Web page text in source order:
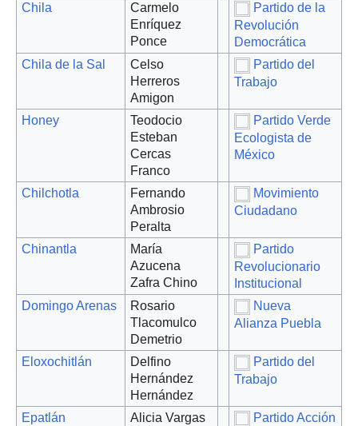
Chila
Carmelo
Enríquez
Ponce
Partido de la
Revolución
Democrática
Chila de la Sal
Celso
Herreros
Amigon
Partido del
Trabajo
Honey
Teodocio
Esteban
Cercas
Franco
Partido Verde
Ecologista de
México
Chilchotla
Fernando
Ambrosio
Peralta
Movimiento
Ciudadano
Chinantla
María
Azucena
Zafra Chino
Partido
Revolucionario
Institucional
Domingo Arenas
Rosario
Tlacomulco
Demetrio
Nueva
Alianza Puebla
Eloxochitlán
Delfino
Hernández
Hernández
Partido del
Trabajo
Epatlán
Alicia Vargas
Partido Acción